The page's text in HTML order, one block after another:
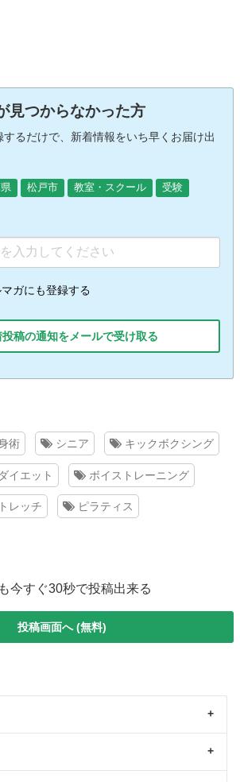
見つからなかった方
るだけで、新着情報をいち早くお届け出
松戸市 教室・スクール
受験
ガにも登録する
稿の通知をメールで受け取る
術 シニア キックボクシング
ダイエット ボイストレーニング
レッチ ピラティス
今すぐ30秒で投稿出来る
投稿画面へ (無料)